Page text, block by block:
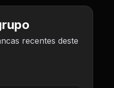
recentes deste